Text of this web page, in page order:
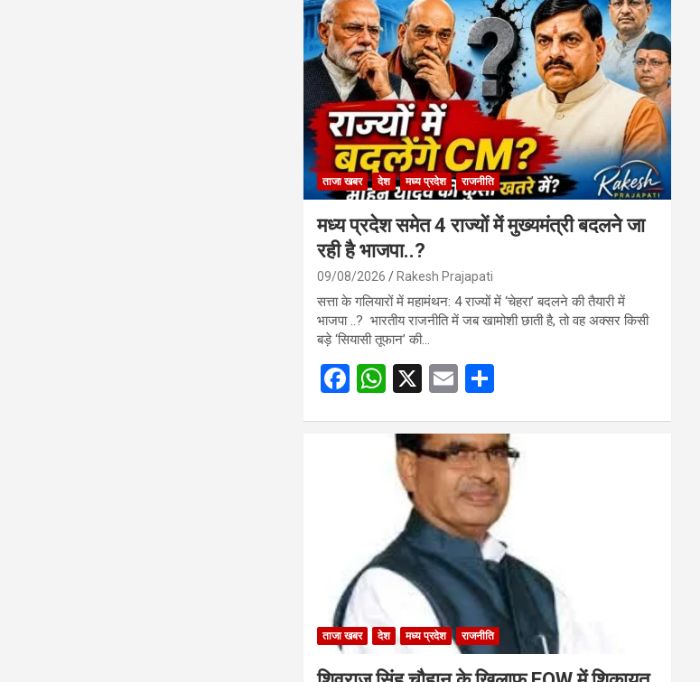
ताजा खबर देश मध्य प्रदेश राजनीति
मध्य प्रदेश समेत 4 राज्यों में मुख्यमंत्री बदलने जा
रही है भाजपा..?
09/08/2026 Rakesh Prajapati
सत्ता के गलियारों में महामंथन: 4 राज्यों में ‘चेहरा’ बदलने की तैयारी में
भाजपा ..? भारतीय राजनीति में जब खामोशी छाती है, तो वह अक्सर किसी
बड़े ‘सियासी तूफान’ की…
F
W
at
s
A
p
p
X
E
ail ar
e
ताजा खबर देश मध्य प्रदेश राजनीति